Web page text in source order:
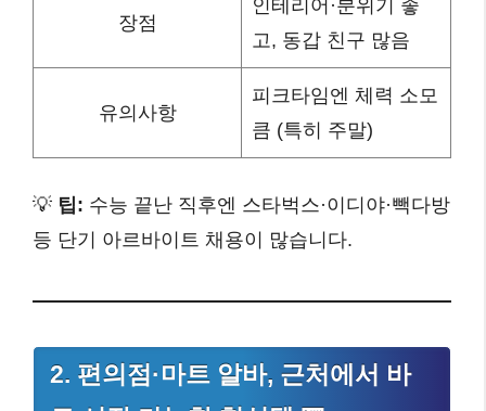
장점
인테리어·분위기 좋
고, 동갑 친구 많음
유의사항
피크타임엔 체력 소모
큼 (특히 주말)
💡 팁: 수능 끝난 직후엔 스타벅스·이디야·빽다방
등 단기 아르바이트 채용이 많습니다.
2. 편의점·마트 알바, 근처에서 바